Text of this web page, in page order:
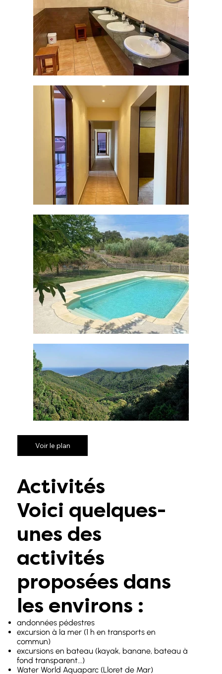
Activités
Voici quelques-
unes des
activités
proposées dans
les environs :
andonnées pédestres
excursion à la mer (1 h en transports en
commun)
excursions en bateau (kayak, banane, bateau à
fond transparent...)
Water World Aquaparc (Lloret de Mar)
Voir le plan